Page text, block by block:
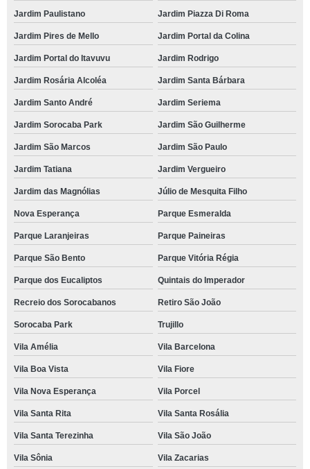
Jardim Paulistano Jardim Piazza Di Roma
Jardim Pires de Mello Jardim Portal da Colina
Jardim Portal do Itavuvu Jardim Rodrigo
Jardim Rosária Alcoléa Jardim Santa Bárbara
Jardim Santo André Jardim Seriema
Jardim Sorocaba Park Jardim São Guilherme
Jardim São Marcos Jardim São Paulo
Jardim Tatiana Jardim Vergueiro
Jardim das Magnólias Júlio de Mesquita Filho
Nova Esperança Parque Esmeralda
Parque Laranjeiras Parque Paineiras
Parque São Bento Parque Vitória Régia
Parque dos Eucaliptos Quintais do Imperador
Recreio dos Sorocabanos Retiro São João
Sorocaba Park Trujillo
Vila Amélia Vila Barcelona
Vila Boa Vista Vila Fiore
Vila Nova Esperança Vila Porcel
Vila Santa Rita Vila Santa Rosália
Vila Santa Terezinha Vila São João
Vila Sônia Vila Zacarias